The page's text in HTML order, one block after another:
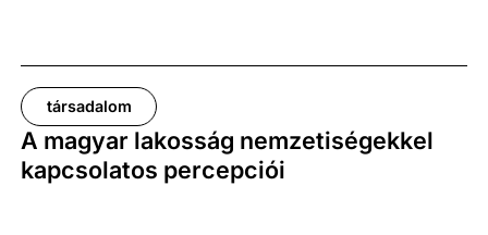
versenyképességének javításához is. Mindezek
ellenére a magyarországi tejszektor helyzetét
vizsgáló kutatásunk eredményei azt mutatják, hogy
az ellátási láncban tapasztalható, a tejtermelők, a
feldolgozók és a kereskedők közötti
társadalom
A magyar lakosság nemzetiségekkel
kapcsolatos percepciói